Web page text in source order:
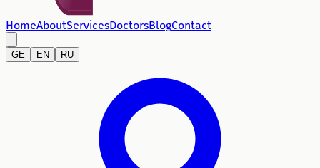
HomeAboutServicesDoctorsBlogContact
GE EN RU